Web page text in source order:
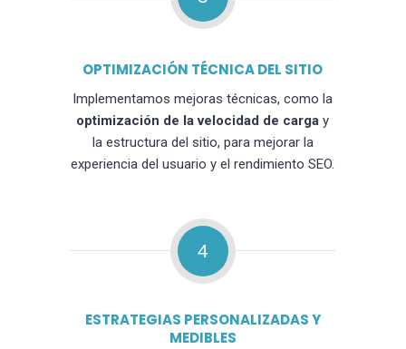
OPTIMIZACIÓN TÉCNICA DEL SITIO
Implementamos mejoras técnicas, como la
optimización de la velocidad de carga y
la estructura del sitio, para mejorar la
experiencia del usuario y el rendimiento SEO.
4
ESTRATEGIAS PERSONALIZADAS Y
MEDIBLES